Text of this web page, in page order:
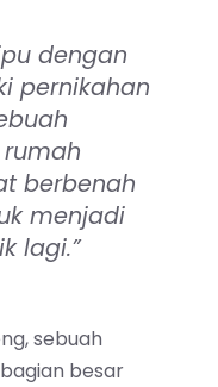
dengan
pernikahan
berbenah
menjadi
lagi.”
sebuah
besar